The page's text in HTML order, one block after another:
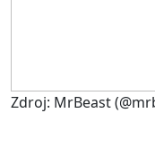
Zdroj: MrBeast